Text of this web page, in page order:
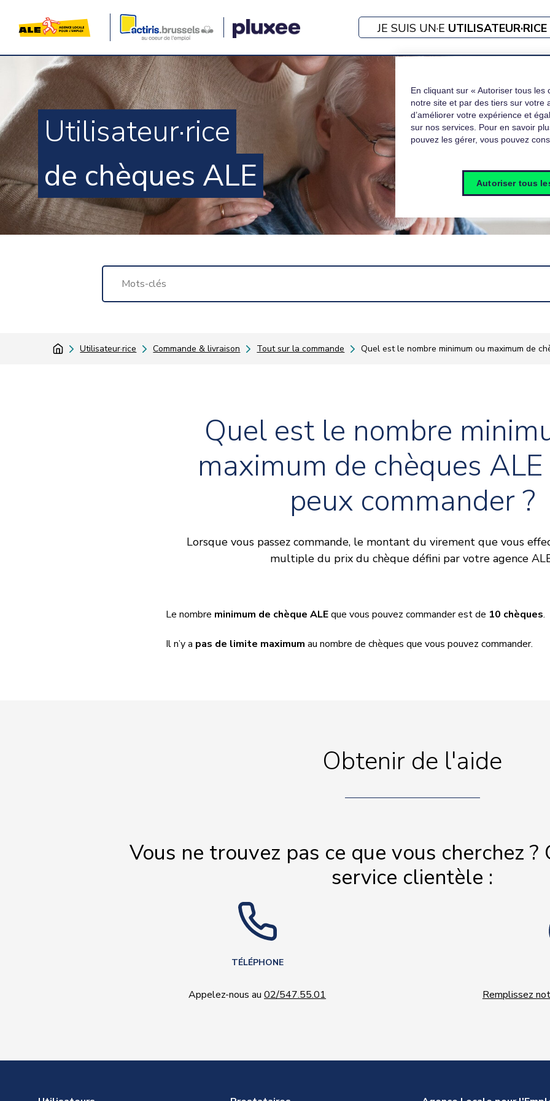
JE SUIS UN·E UTILISATEUR·RICE
Utilisateur·rice
de chèques ALE
Utilisateur·rice Commande & livraison Tout sur la commande Quel est le nombre minimum ou maximum de
Quel est le nombre
maximum de chèques
peux commander ?
Lorsque vous passez commande, le montant du virement que vous
multiple du prix du chèque défini par votre agence
Le nombre minimum de chèque ALEque vous pouvez commander est de 10 chèques.
Il n’y a pas de limite maximum au nombre de chèques que vous pouvez commander.
Obtenir de l'aide
Vous ne trouvez pas ce que vous cherchez
service clientèle :
TÉLÉPHONE
Appelez-nous au02/547.55.01 Remplissez
En cliquant sur « Autoriser tous les
notre site et par des tiers sur votre
d’améliorer votre expérience et
sur nos services. Pour en savoir
pouvez les gérer, vous pouvez
Autoriser tous